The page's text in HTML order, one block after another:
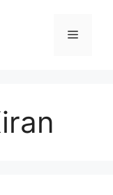
Menu